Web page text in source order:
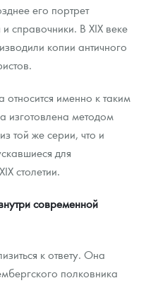
его портрет
справочники. В XIX веке
копии античного
именно к таким
изготовлена методом
той же серии, что и
для
столетии.
современной
к ответу. Она
полковника